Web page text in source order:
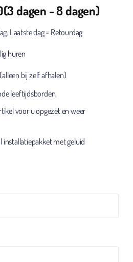
(3 dagen - 8 dagen)
Laatste dag = Retourdag
huren
bij zelf afhalen)
leeftijdsborden.
voor u opgezet en weer
installatiepakket met geluid